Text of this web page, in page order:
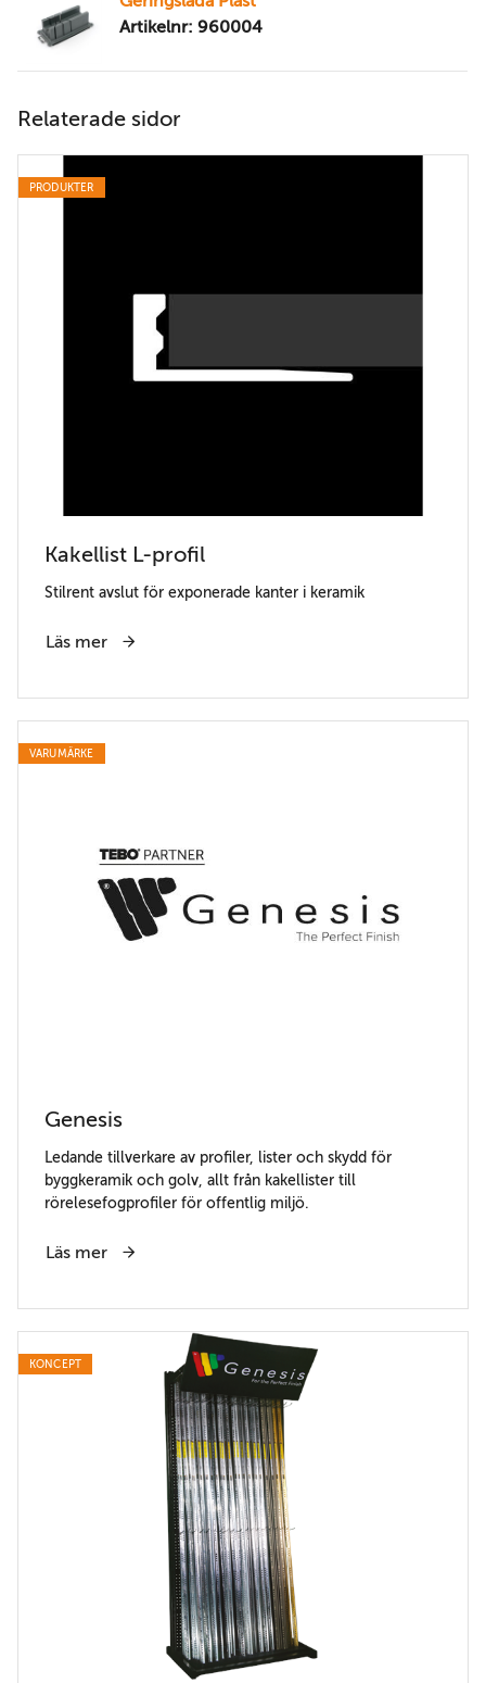
Artikelnr: 960004
Relaterade sidor
PRODUKTER
Kakellist L-profil
Stilrent avslut för exponerade kanter i keramik
Läs mer
VARUMÄRKE
Genesis
Ledande tillverkare av profiler, lister och skydd för
byggkeramik och golv, allt från kakellister till
rörelesefogprofiler för offentlig miljö.
Läs mer
KONCEPT